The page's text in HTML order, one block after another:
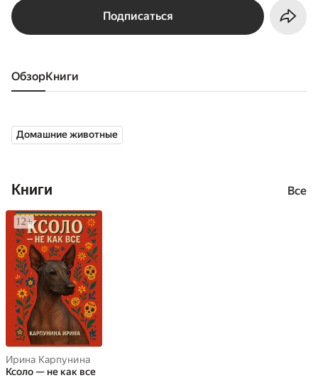
Подписаться
Обзор книги
Домашние животные
Книги Все
Ирина Карпунина
Ксоло — не как все